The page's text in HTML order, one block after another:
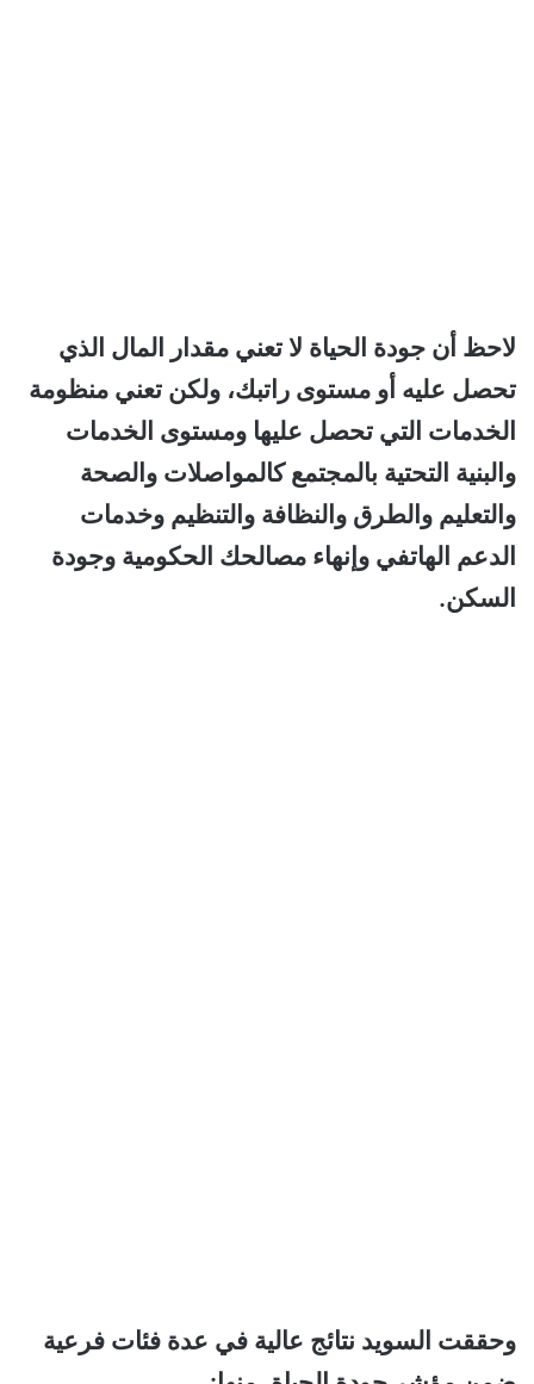
لاحظ أن جودة الحياة لا تعني مقدار المال الذي
تحصل عليه أو مستوى راتبك، ولكن تعني منظومة
الخدمات التي تحصل عليها ومستوى الخدمات
والبنية التحتية بالمجتمع كالمواصلات والصحة
والتعليم والطرق والنظافة والتنظيم وخدمات
الدعم الهاتفي وإنهاء مصالحك الحكومية وجودة
السكن.
وحققت السويد نتائج عالية في عدة فئات فرعية